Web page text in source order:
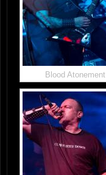
Blood Atonement